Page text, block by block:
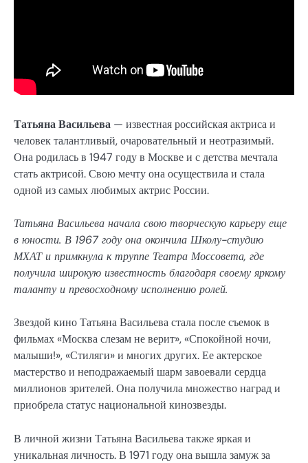
Татьяна Васильева — известная российская актриса и
человек талантливый, очаровательный и неотразимый.
Она родилась в 1947 году в Москве и с детства мечтала
стать актрисой. Свою мечту она осуществила и стала
одной из самых любимых актрис России.
Татьяна Васильева начала свою творческую карьеру еще
в юности. В 1967 году она окончила Школу-студию
МХАТ и примкнула к труппе Театра Моссовета, где
получила широкую известность благодаря своему яркому
таланту и превосходному исполнению ролей.
Звездой кино Татьяна Васильева стала после съемок в
фильмах «Москва слезам не верит», «Спокойной ночи,
малыши!», «Стиляги» и многих других. Ее актерское
мастерство и неподражаемый шарм завоевали сердца
миллионов зрителей. Она получила множество наград и
приобрела статус национальной кинозвезды.
В личной жизни Татьяна Васильева также яркая и
уникальная личность. В 1971 году она вышла замуж за